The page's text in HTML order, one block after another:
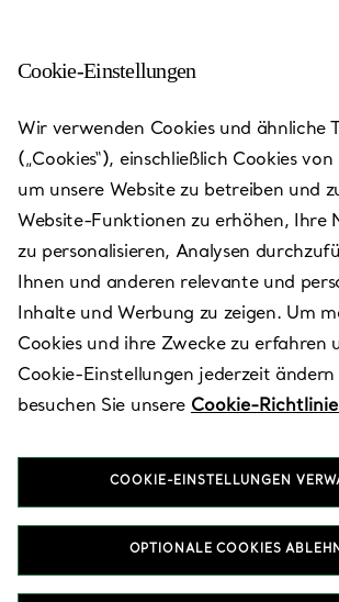
Lotte Department
Main
Heute bis 20:00 geöffnet
Verfügbare Leistungen
81 Namdaemun-ro, Jung-gu, Seoul,KR
02-6250-8500
Cookie-Einstellungen
Wir verwenden Cookies und ähnliche
(„Cookies“), einschließlich Cookies
um unsere Website zu betreiben und
Website-Funktionen zu erhöhen, Ihre
zu personalisieren, Analysen
Ihnen und anderen relevante und
Inhalte und Werbung zu zeigen. Um
Cookies und ihre Zwecke zu erfahren
Cookie-Einstellungen jederzeit ändern
besuchen Sie unsere Cookie-
COOKIE-EINSTELLUNGEN
OPTIONALE COOKIES